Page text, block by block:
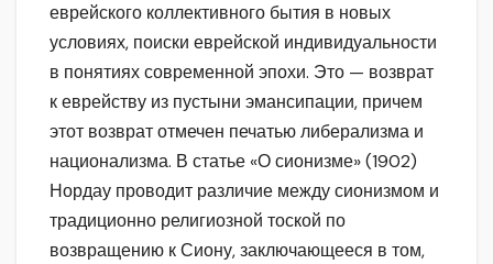
еврейского коллективного бытия в новых
условиях, поиски еврейской индивидуальности
в понятиях современной эпохи. Это — возврат
к еврейству из пустыни эмансипации, причем
этот возврат отмечен печатью либерализма и
национализма. В статье «О сионизме» (1902)
Нордау проводит различие между сионизмом и
традиционно религиозной тоской по
возвращению к Сиону, заключающееся в том,